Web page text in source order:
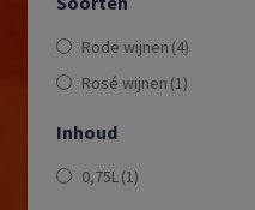
Rode wijnen (4)
Rosé wijnen (1)
Inhoud
0,75L(1)